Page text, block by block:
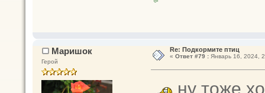
Маришок
Герой
Re: Подкормите птиц
« Ответ #79 :Январь 16, 2024,
ну тоже